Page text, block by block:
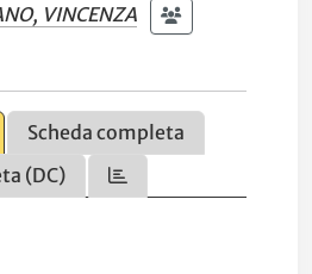
VINCENZA
Scheda completa
(DC)